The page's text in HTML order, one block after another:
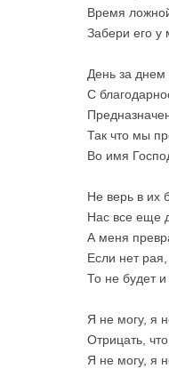
Время
Забери его у
День за
С
Так что мы
Во имя
Не верь в их
Нас все еще
А меня
Если нет рая,
То не будет
Я не могу, я
Отрицать,
Я не могу, я